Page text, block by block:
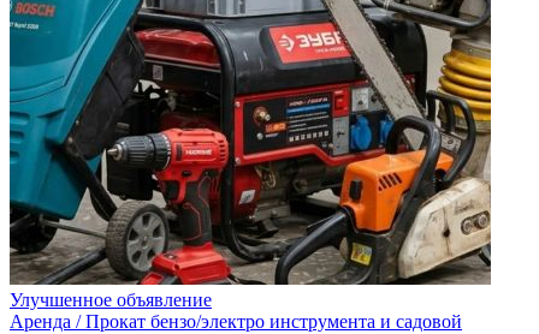
Улучшенное объявление
Аренда / Прокат бензо/электро инструмента и садовой